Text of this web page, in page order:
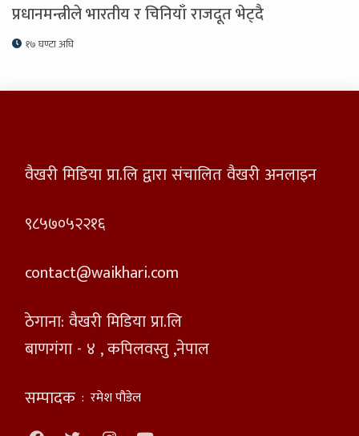
प्रधानमन्त्रीले भारतीय र चिनियाँ राजदूत भेट्दै
१७ घण्टा अघि
वैखरी मिडिया प्रा.लि द्वारा संचालित वैखरी अनलाइन
९८५७०५२२१६
contact@waikhari.com
ठेगाना: वैखरी मिडिया प्रा.लि
बाणगंगा - ४ , कपिलवस्तु ,नेपाल
सम्पादक : रमेश पौडेल